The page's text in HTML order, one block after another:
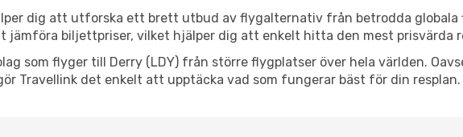
dig att utforska ett brett utbud av flygalternativ från betrodda globala
biljettpriser, vilket hjälper dig att enkelt hitta den mest prisvärda
som flyger till Derry (LDY) från större flygplatser över hela världen.
Travellink det enkelt att upptäcka vad som fungerar bäst för din resplan.